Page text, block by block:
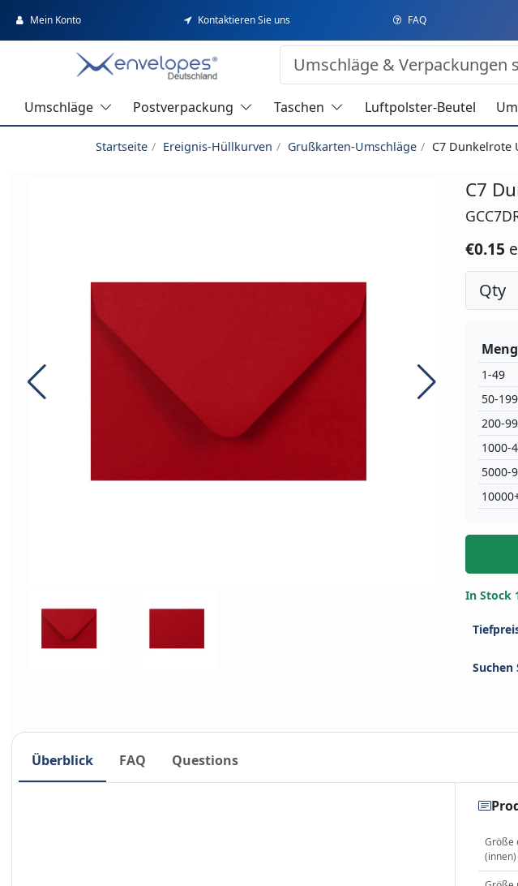
Mein Konto Kontaktieren Sie uns FAQ
Umschläge Postverpackung Taschen Luftpolster-Beutel
Startseite Ereignis-Hüllkurven Grußkarten-Umschläge C7 Dunkelrote
C7
€0.15
Qty
1-49
50-199
200-
1000-
5000-
In Stock
Suchen
Überblick FAQ Questions
Größe
(innen)